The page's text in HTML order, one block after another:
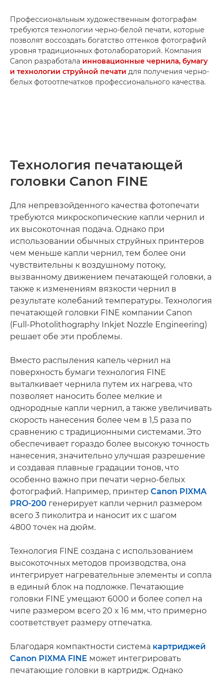
Профессиональным художественным фотографам
требуются технологии черно-белой печати, которые
позволят воссоздать богатство оттенков фотографий
уровня традиционных фотолабораторий. Компания
Canon разработала инновационные чернила, бумагу
и технологии струйной печати для получения черно-
белых фотоотпечатков профессионального качества.
Технология печатающей
головки Canon FINE
Для непревзойденного качества фотопечати
требуются микроскопические капли чернил и
их высокоточная подача. Однако при
использовании обычных струйных принтеров
чем меньше капли чернил, тем более они
чувствительны к воздушному потоку,
вызванному движением печатающей головки, а
также к изменениям вязкости чернил в
результате колебаний температуры. Технология
печатающей головки FINE компании Canon
(Full-Photolithography Inkjet Nozzle Engineering)
решает обе эти проблемы.
Вместо распыления капель чернил на
поверхность бумаги технология FINE
выталкивает чернила путем их нагрева, что
позволяет наносить более мелкие и
однородные капли чернил, а также увеличивать
скорость нанесения более чем в 1,5 раза по
сравнению с традиционными системами. Это
обеспечивает гораздо более высокую точность
нанесения, значительно улучшая разрешение
и создавая плавные градации тонов, что
особенно важно при печати черно-белых
фотографий. Например, принтер Canon PIXMA
PRO-200 генерирует капли чернил размером
всего 3 пиколитра и наносит их с шагом
4800 точек на дюйм.
Технология FINE создана с использованием
высокоточных методов производства, она
интегрирует нагревательные элементы и сопла
в единый блок на подложке. Печатающие
головки FINE умещают 6000 и более сопел на
чипе размером всего 20 x 16 мм, что примерно
соответствует размеру отпечатка.
Благодаря компактности система картриджей
Canon PIXMA FINE может интегрировать
печатающие головки в картридж. Однако